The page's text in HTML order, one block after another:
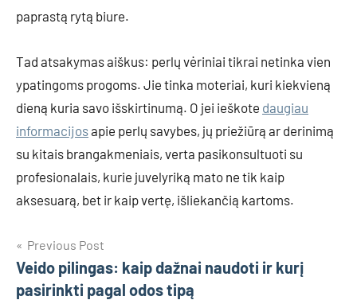
paprastą rytą biure.
Tad atsakymas aiškus: perlų vėriniai tikrai netinka vien
ypatingoms progoms. Jie tinka moteriai, kuri kiekvieną
dieną kuria savo išskirtinumą. O jei ieškote daugiau
informacijosapie perlų savybes, jų priežiūrą ar derinimą
su kitais brangakmeniais, verta pasikonsultuoti su
profesionalais, kurie juvelyriką mato ne tik kaip
aksesuarą, bet ir kaip vertę, išliekančią kartoms.
Navigacija
tarp
Previous Post
Veido pilingas: kaip dažnai naudoti ir kurį
pasirinkti pagal odos tipą